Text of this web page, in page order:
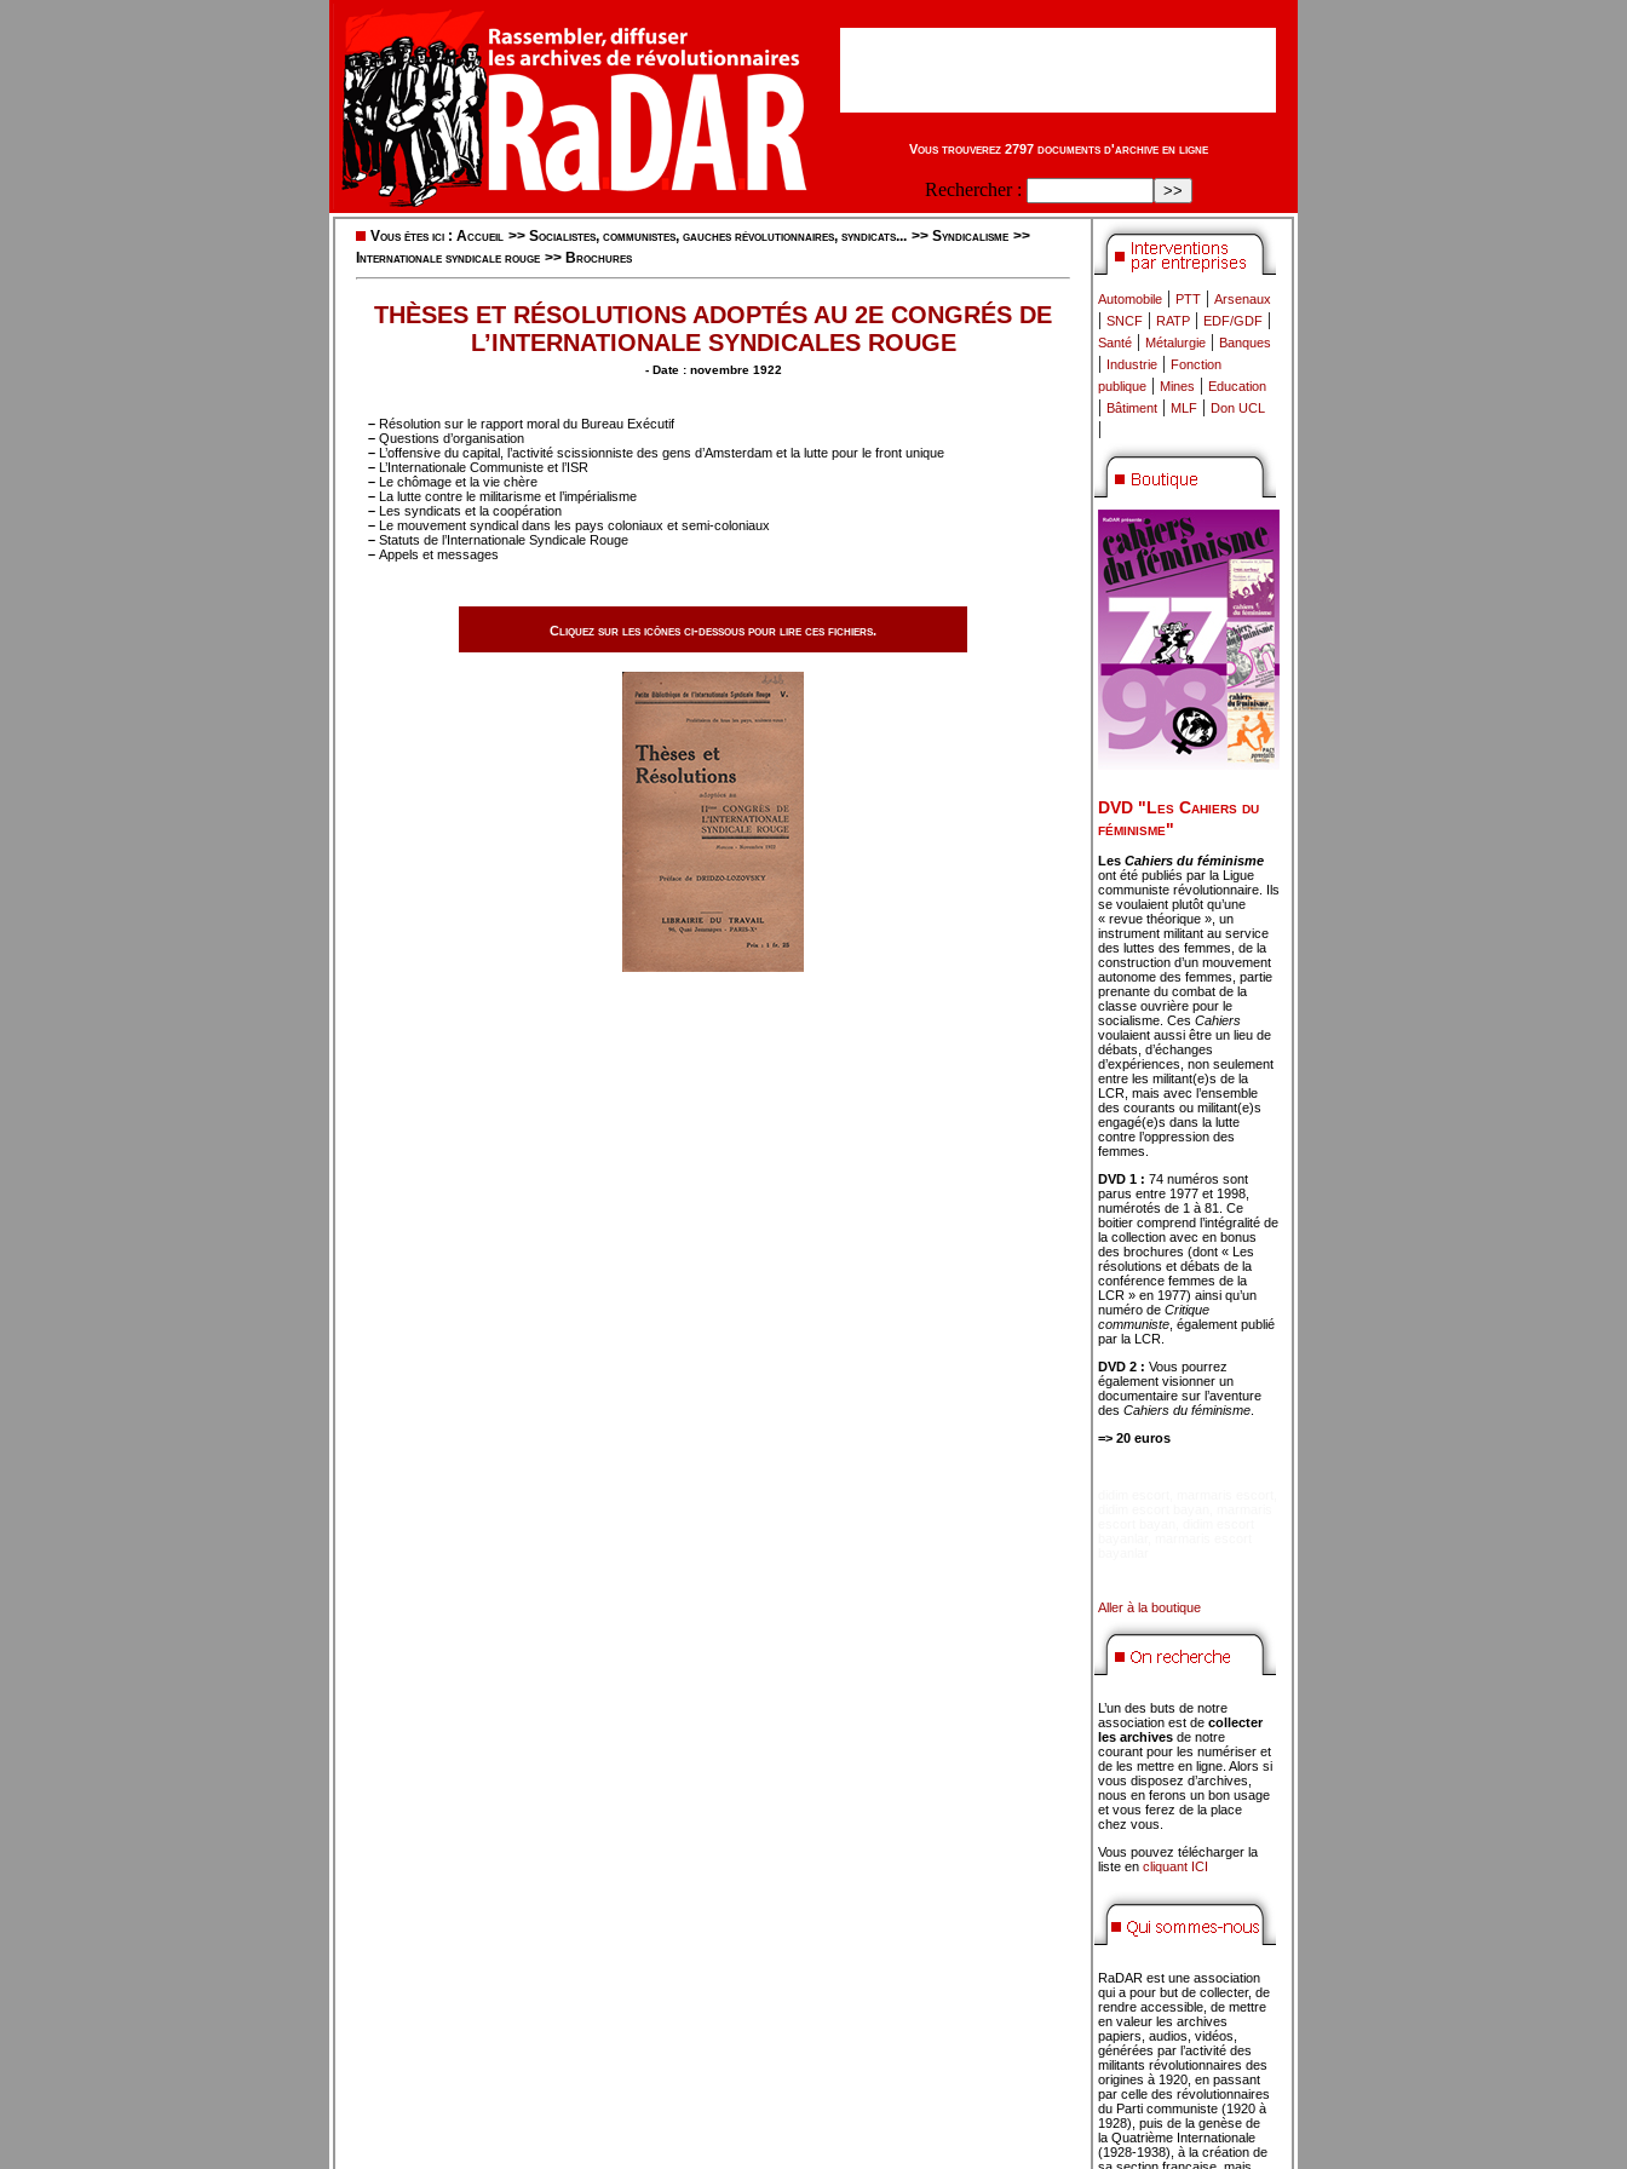
Vous trouverez 2797 documents d'archive en ligne
Rechercher :
Vous êtes ici : Accueil >> Socialistes, communistes, gauches révolutionnaires, syndicats... >> Syndicalisme >>
Internationale syndicale rouge >> Brochures
THÈSES ET RÉSOLUTIONS ADOPTÉS AU 2E CONGRÉS DE
L’INTERNATIONALE SYNDICALES ROUGE
- Date : novembre 1922
– Résolution sur le rapport moral du Bureau Exécutif
– Questions d’organisation
– L’offensive du capital, l’activité scissionniste des gens d’Amsterdam et la lutte pour le front unique
– L’Internationale Communiste et l’ISR
– Le chômage et la vie chère
– La lutte contre le militarisme et l’impérialisme
– Les syndicats et la coopération
– Le mouvement syndical dans les pays coloniaux et semi-coloniaux
– Statuts de l’Internationale Syndicale Rouge
– Appels et messages
Cliquez sur les icônes ci-dessous pour lire ces fichiers.
Automobile | PTT | Arsenaux
| SNCF | RATP | EDF/GDF |
Santé | Métalurgie | Banques
| Industrie | Fonction
publique | Mines | Education
| Bâtiment | MLF | Don UCL
|
DVD "Les Cahiers du
féminisme"
Les Cahiers du féminisme
ont été publiés par la Ligue
communiste révolutionnaire. Ils
se voulaient plutôt qu’une
« revue théorique », un
instrument militant au service
des luttes des femmes, de la
construction d’un mouvement
autonome des femmes, partie
prenante du combat de la
classe ouvrière pour le
socialisme. Ces Cahiers
voulaient aussi être un lieu de
débats, d’échanges
d’expériences, non seulement
entre les militant(e)s de la
LCR, mais avec l’ensemble
des courants ou militant(e)s
engagé(e)s dans la lutte
contre l’oppression des
femmes.
DVD 1 : 74 numéros sont
parus entre 1977 et 1998,
numérotés de 1 à 81. Ce
boitier comprend l’intégralité de
la collection avec en bonus
des brochures (dont « Les
résolutions et débats de la
conférence femmes de la
LCR » en 1977) ainsi qu’un
numéro de Critique
communiste , également publié
par la LCR.
DVD 2 : Vous pourrez
également visionner un
documentaire sur l’aventure
des Cahiers du féminisme
=> 20 euros
Aller à la boutique
L’un des buts de notre
association est de collecter
les archives de notre
courant pour les numériser et
de les mettre en ligne. Alors si
vous disposez d’archives,
nous en ferons un bon usage
et vous ferez de la place
chez vous.
Vous pouvez télécharger la
liste en cliquant ICI
RaDAR est une association
qui a pour but de collecter, de
rendre accessible, de mettre
en valeur les archives
papiers, audios, vidéos,
générées par l’activité des
militants révolutionnaires des
origines à 1920, en passant
par celle des révolutionnaires
du Parti communiste (1920 à
1928), puis de la genèse de
la Quatrième Internationale
(1928-1938), à la création de